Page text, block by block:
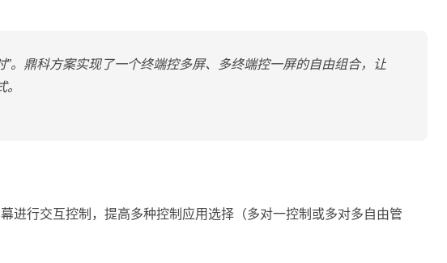
”。鼎科方案实现了一个终端控多屏、多终端控一屏的自由组合，让
进行交互控制，提高多种控制应用选择（多对一控制或多对多自由管